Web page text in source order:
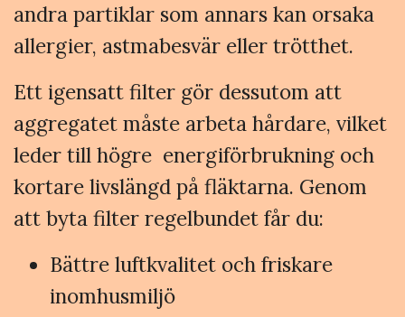
andra partiklar som annars kan orsaka
allergier, astmabesvär eller trötthet.
Ett igensatt filter gör dessutom att
aggregatet måste arbeta hårdare, vilket
leder till högre energiförbrukning och
kortare livslängd på fläktarna. Genom
att byta filter regelbundet får du:
Bättre luftkvalitet och friskare
inomhusmiljö